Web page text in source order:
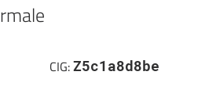
CIG:Z5c1a8d8be